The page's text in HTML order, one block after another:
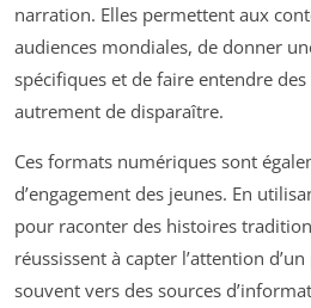
narration. Elles permettent aux
audiences mondiales, de donner
spécifiques et de faire entendre
autrement de disparaître.
Ces formats numériques sont
d’engagement des jeunes. En
pour raconter des histoires
réussissent à capter l’attention
souvent vers des sources